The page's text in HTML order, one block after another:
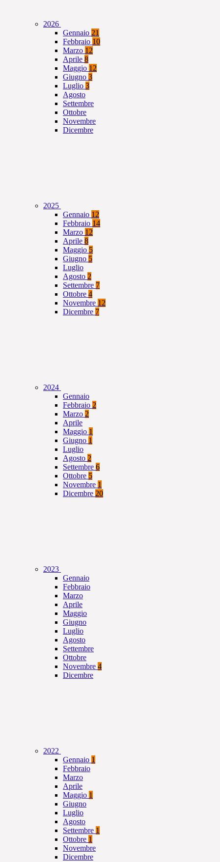
2026
Gennaio 21
Febbraio 10
Marzo 12
Aprile 8
Maggio 12
Giugno 3
Luglio 3
Agosto
Settembre
Ottobre
Novembre
Dicembre
2025
Gennaio 12
Febbraio 14
Marzo 12
Aprile 8
Maggio 5
Giugno 5
Luglio
Agosto 2
Settembre 7
Ottobre 4
Novembre 12
Dicembre 7
2024
Gennaio
Febbraio 2
Marzo 2
Aprile
Maggio 1
Giugno 1
Luglio
Agosto 2
Settembre 6
Ottobre 5
Novembre 1
Dicembre 20
2023
Gennaio
Febbraio
Marzo
Aprile
Maggio
Giugno
Luglio
Agosto
Settembre
Ottobre
Novembre 4
Dicembre
2022
Gennaio 1
Febbraio
Marzo
Aprile
Maggio 1
Giugno
Luglio
Agosto
Settembre 1
Ottobre 1
Novembre
Dicembre